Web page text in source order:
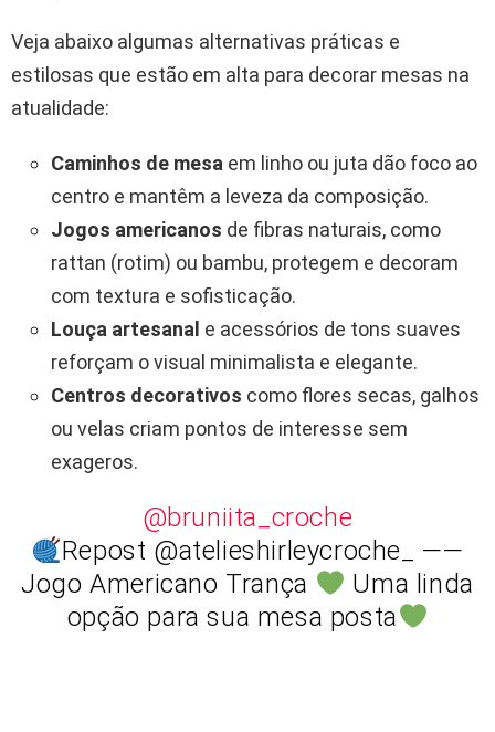
Veja abaixo algumas alternativas práticas e
estilosas que estão em alta para decorar mesas na
atualidade:
Caminhos de mesa em linho ou juta dão foco ao
centro e mantêm a leveza da composição.
Jogos americanos de fibras naturais, como
rattan (rotim) ou bambu, protegem e decoram
com textura e sofisticação.
Louça artesanal e acessórios de tons suaves
reforçam o visual minimalista e elegante.
Centros decorativos como flores secas, galhos
ou velas criam pontos de interesse sem
exageros.
@bruniita_croche
Repost @atelieshirleycroche_ ——
Jogo Americano Trança
Uma linda
opção para sua mesa posta